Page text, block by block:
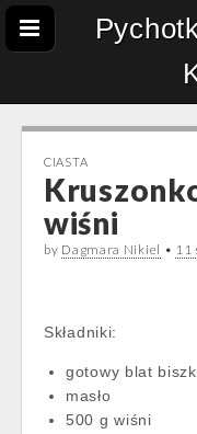
CIASTA
wiśni
by Dagmara Nikiel • 11
Składniki:
gotowy blat
masło
500 g wiśni